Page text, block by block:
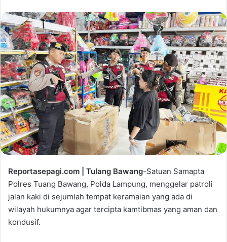
n
d
a
n
e
m
a
i
l
Reportasepagi.com | Tulang Bawang-Satuan Samapta
Polres Tuang Bawang, Polda Lampung, menggelar patroli
jalan kaki di sejumlah tempat keramaian yang ada di
wilayah hukumnya agar tercipta kamtibmas yang aman dan
kondusif.